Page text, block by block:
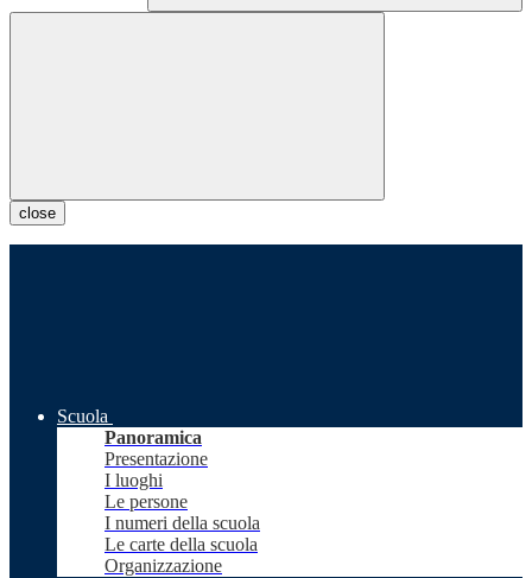
close
Scuola
Panoramica
Presentazione
I luoghi
Le persone
I numeri della scuola
Le carte della scuola
Organizzazione